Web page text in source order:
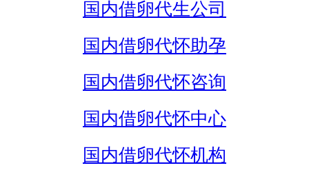
国内借卵代生公司
国内借卵代怀助孕
国内借卵代怀咨询
国内借卵代怀中心
国内借卵代怀机构